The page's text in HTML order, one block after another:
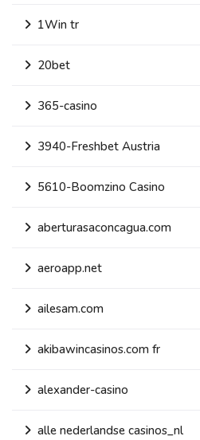
1Win tr
20bet
365-casino
3940-Freshbet Austria
5610-Boomzino Casino
aberturasaconcagua.com
aeroapp.net
ailesam.com
akibawincasinos.com fr
alexander-casino
alle nederlandse casinos_nl